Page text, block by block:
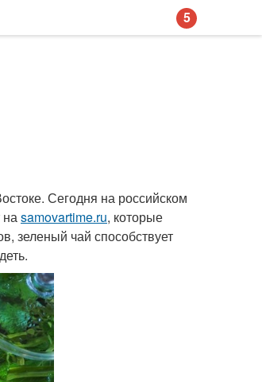
Сегодня на российском
наsamovartime.ru, которые
зеленый чай способствует
5